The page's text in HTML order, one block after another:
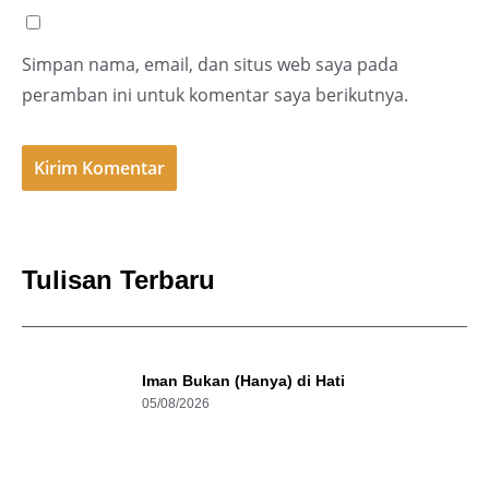
Simpan nama, email, dan situs web saya pada
peramban ini untuk komentar saya berikutnya.
Tulisan Terbaru
Iman Bukan (Hanya) di Hati
05/08/2026